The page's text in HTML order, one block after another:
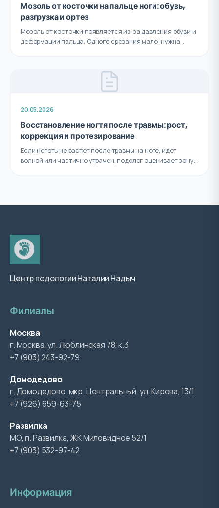
Мозоль от косточки на пальце ноги: обувь,
разгрузка и ортез
Мозоль от косточки появляется из-за давления обуви и
деформации пальца. Одного срезания мало: нужна...
20.05.2026
Восстановление ногтя после травмы: рост,
коррекция и протезирование
Если ноготь не растет после травмы на ноге, идет
волной или частично утрачен, подолог оценивает зону...
Центр подологии Наталии Надыч
Филиалы
Москва
г. Москва, ул. Люблинская 78, к.3
+7 (903) 243-92-79
Домодедово
г. Домодедово, мкр. Центральный, ул. Кирова, 13/1
+7 (926) 659-63-75
Развилка
МО, п. Развилка, ЖК Миловидное 52/1
+7 (903) 532-97-42
Информация